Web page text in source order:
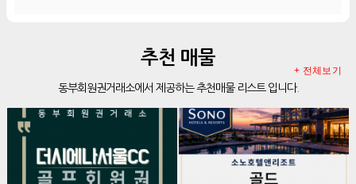
레이크우드cc 프리빌리지
[골프]신원CC 골프회원권
[골프]비전힐스cc 골프회원권
[리조트]리솜리조트 제천 54평 법인 무기명 회원제
추천 매물
동부회원권거래소에서 제공하는 추천매물 리스트 입니다.
+ 전체보기